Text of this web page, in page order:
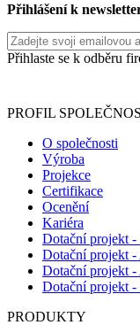
Přihlášení k
Přihlaste se k odběru
PROFIL
O společnosti
Výroba
Projekce
Certifikace
Ocenění
Kariéra
Dotační projekt -
Dotační projekt
Dotační projekt
Dotační projekt -
PRODUKTY